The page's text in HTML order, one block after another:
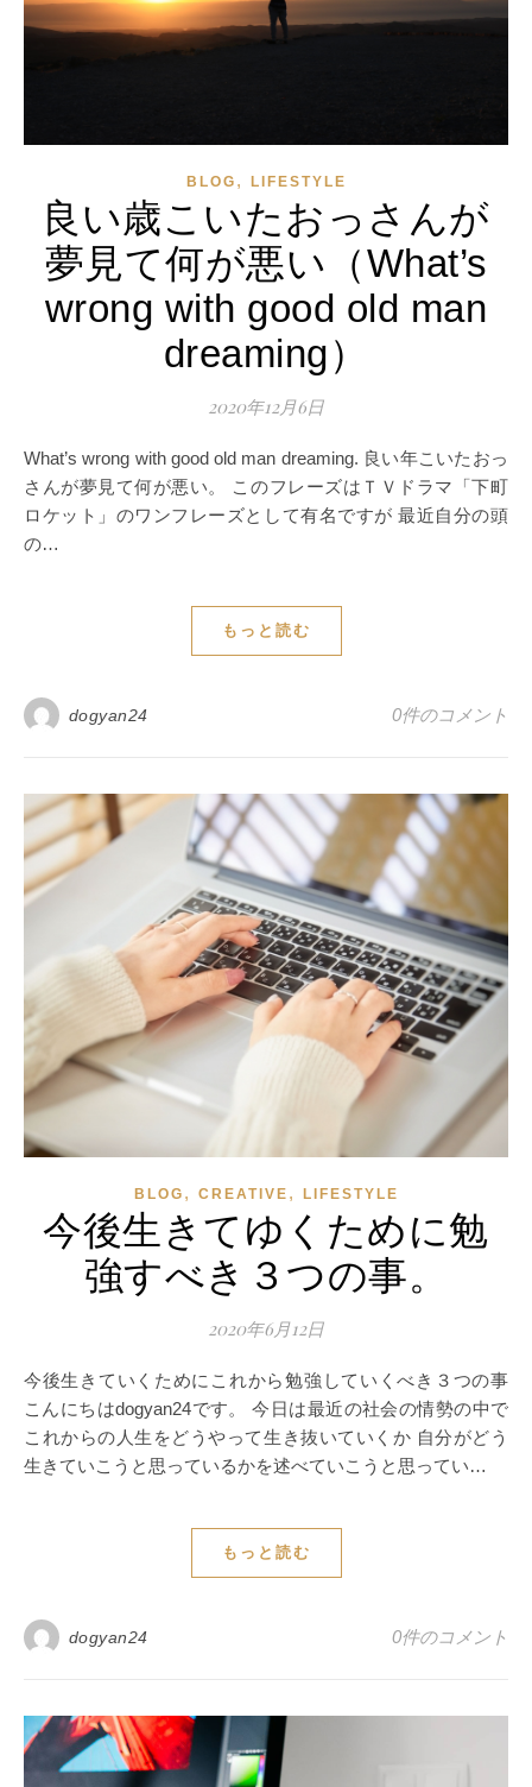
BLOG , LIFESTYLE
良い歳こいたおっさんが
夢見て何が悪い（What’s
wrong with good old man
dreaming）
2020年12月6日
What’s wrong with good old man dreaming. 良い年こいたおっ
さんが夢見て何が悪い。 このフレーズはＴＶドラマ「下町
ロケット」のワンフレーズとして有名ですが 最近自分の頭
の…
もっと読む
dogyan24 0件のコメント
BLOG , CREATIVE , LIFESTYLE
今後生きてゆくために勉
強すべき３つの事。
2020年6月12日
今後生きていくためにこれから勉強していくべき３つの事
こんにちはdogyan24です。 今日は最近の社会の情勢の中で
これからの人生をどうやって生き抜いていくか 自分がどう
生きていこうと思っているかを述べていこうと思ってい…
もっと読む
dogyan24 0件のコメント